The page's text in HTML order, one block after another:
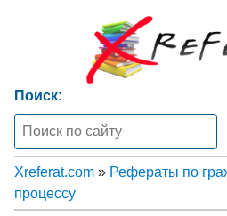
Поиск:
Xreferat.com » Рефераты по
процессу